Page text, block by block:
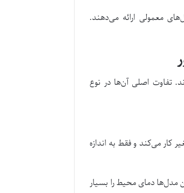
نسبت به مدل‌های معمولی ارائه می‌دهند.
تفاوت اصلی آن‌ها در نوع
کار می‌کند و فقط به اندازه
دمای محیط را بسیار